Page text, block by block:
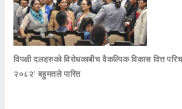
विपक्षी दलहरुको विरोधकाबीच वैकल्पिक विकास वित्त
२०८२’ बहुमतले पारित